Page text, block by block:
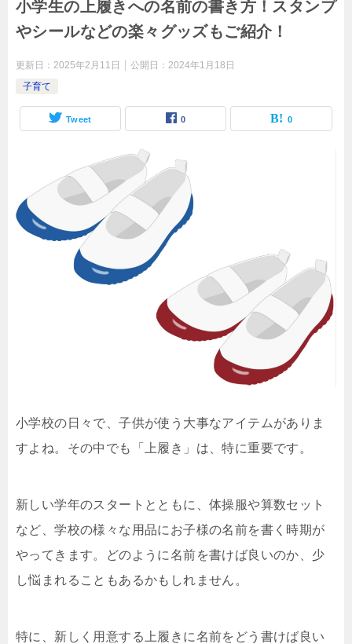
小学生の上履きへの名前の書き方！スタンプ
やシールなどの楽々グッズもご紹介！
更新日： 2025年2月11日 公開日： 2024年1月18日
子育て
Tweet 0 0
小学校の日々で、子供が使う大事なアイテムがありま
すよね。その中でも「上履き」は、特に重要です。
新しい学年のスタートとともに、体操服や算数セット
など、学校の様々な用品にお子様の名前を書く時期が
やってきます。どのように名前を書けば良いのか、少
し悩まれることもあるかもしれません。
特に、新しく用意する上履きに名前をどう書けば良い